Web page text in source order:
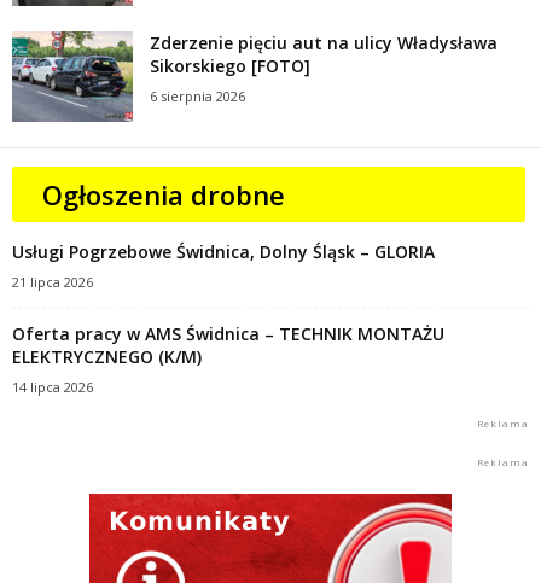
Zderzenie pięciu aut na ulicy Władysława
Sikorskiego [FOTO]
6 sierpnia 2026
Ogłoszenia drobne
Usługi Pogrzebowe Świdnica, Dolny Śląsk – GLORIA
21 lipca 2026
Oferta pracy w AMS Świdnica – TECHNIK MONTAŻU
ELEKTRYCZNEGO (K/M)
14 lipca 2026